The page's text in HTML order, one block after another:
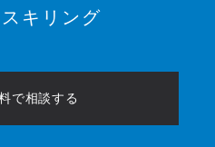
キリング
で相談する